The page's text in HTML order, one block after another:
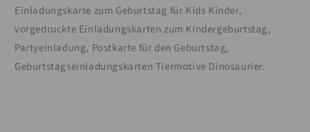
Einladungskarte zum Geburtstag für Kids Kinder,
vorgedruckte Einladungskarten zum Kindergeburtstag,
Partyeinladung, Postkarte für den Geburtstag,
Geburtstagseinladungskarten Tiermotive Dinosaurier.